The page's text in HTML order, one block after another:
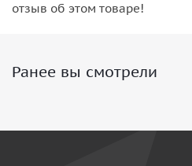
отзыв об этом товаре!
Ранее вы смотрели